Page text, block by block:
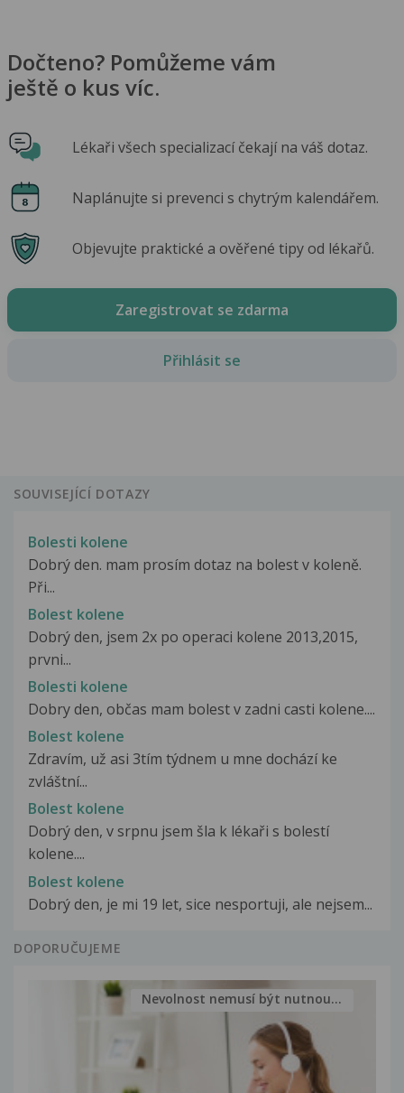
Dočteno? Pomůžeme vám
ještě o kus víc.
Lékaři všech specializací čekají na váš dotaz.
Naplánujte si prevenci s chytrým kalendářem.
Objevujte praktické a ověřené tipy od lékařů.
Zaregistrovat se zdarma
Přihlásit se
SOUVISEJÍCÍ DOTAZY
Bolesti kolene
Dobrý den. mam prosím dotaz na bolest v koleně.
Při...
Bolest kolene
Dobrý den, jsem 2x po operaci kolene 2013,2015,
prvni...
Bolesti kolene
Dobry den, občas mam bolest v zadni casti kolene....
Bolest kolene
Zdravím, už asi 3tím týdnem u mne dochází ke
zvláštní...
Bolest kolene
Dobrý den, v srpnu jsem šla k lékaři s bolestí
kolene....
Bolest kolene
Dobrý den, je mi 19 let, sice nesportuji, ale nejsem...
DOPORUČUJEME
Nevolnost nemusí být nutnou...